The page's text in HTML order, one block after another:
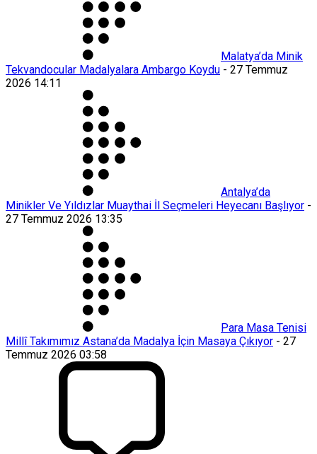
Malatya’da Minik
Tekvandocular Madalyalara Ambargo Koydu - 27 Temmuz
2026 14:11
Antalya’da
Minikler Ve Yıldızlar Muaythai İl Seçmeleri Heyecanı Başlıyor -
27 Temmuz 2026 13:35
Para Masa Tenisi
Millî Takımımız Astana’da Madalya İçin Masaya Çıkıyor - 27
Temmuz 2026 03:58